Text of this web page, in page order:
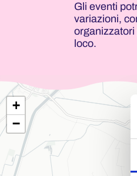
Gli eventi
variazioni,
organizzatori
loco.
+
−